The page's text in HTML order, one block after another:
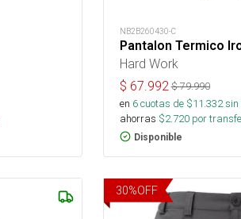
NB2B260430-C
Pantalon Termico
Hard Work
$ 67.992 $79.990
en 6cuotas de $11.332sin
ahorras $2.720por
Disponible
30%OFF